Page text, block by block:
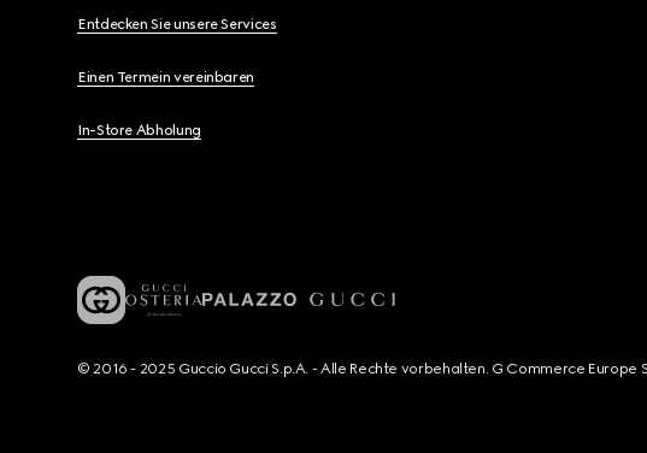
Entdecken Sie unsere Services
Einen Termein vereinbaren
In-Store Abholung
© 2016 - 2025 Guccio Gucci S.p.A. - Alle Rechte vorbehalten. G Commerce Europe